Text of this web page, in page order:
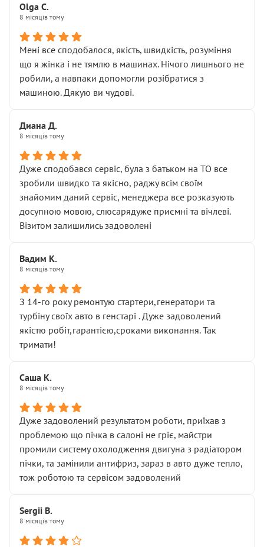
Стосовно комунікації - все добре
Olga С.
8 місяців тому
Мені все сподобалося, якість, швидкість, розуміння
що я жінка і не тямлю в машинах. Нічого лишнього не
робили, а навпаки допомогли розібратися з
машиною. Дякую ви чудові.
Диана Д.
8 місяців тому
Дуже сподобався сервіс, була з батьком на ТО все
зробили швидко та якісно, раджу всім своїм
знайомим даний сервіс, менеджера все розказують
досупною мовою, слюсарядуже приємні та вічлеві.
Візитом залишились задоволені
Вадим К.
8 місяців тому
З 14-го року ремонтую стартери,генератори та
турбіну своїх авто в генстарі . Дуже задоволений
якістю робіт,гарантією,сроками виконання. Так
тримати!
Саша К.
8 місяців тому
Дуже задоволений результатом роботи, приїхав з
проблемою що пічка в салоні не гріє, майстри
промили систему охолодження двигуна з радіатором
пічки, та замінили антифриз, зараз в авто дуже тепло,
тож роботою та сервісом задоволений
Sergii B.
8 місяців тому